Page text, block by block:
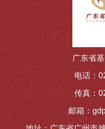
广东省
电话：
传真：
邮箱：